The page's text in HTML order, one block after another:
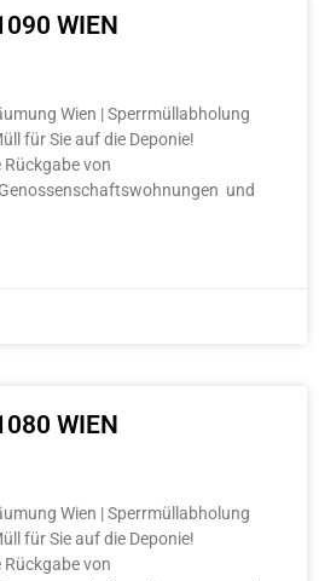
WIEN
Wien | Sperrmüllabholung
für Sie auf die Deponie!
von
und
WIEN
Wien | Sperrmüllabholung
für Sie auf die Deponie!
von